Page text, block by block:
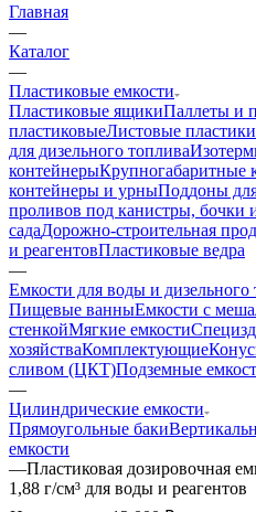
Главная
—
Каталог
—
Пластиковые емкости
Пластиковые ящикиПаллеты и
пластиковыеЛистовые пластики
для дизельного топлива
контейнерыКрупногабаритные
контейнеры и урныПоддоны
проливов под канистры, бочки
садаДорожно-строительная
и реагентовПластиковые ведра
—
Емкости для воды и дизельного
Пищевые ванныЕмкости с
стенкойМягкие емкости
хозяйстваКомплектующие
сливом (ЦКТ)Подземные
—
Цилиндрические емкости
Прямоугольные баки
емкости
—Пластиковая дозировочная
1,88 г/см³ для воды и реагентов